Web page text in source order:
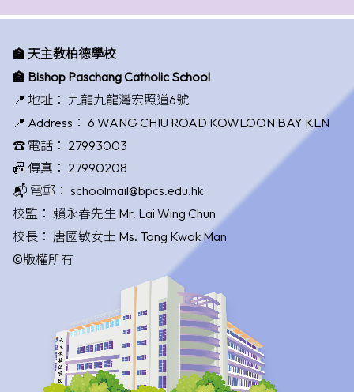
🏫 天主教柏德學校
🏫 Bishop Paschang Catholic School
📍 地址： 九龍九龍灣宏照道6號
📍 Address： 6 WANG CHIU ROAD KOWLOON BAY KLN
☎️ 電話： 27993003
📠 傳真： 27990208
📬 電郵： schoolmail@bpcs.edu.hk
校監： 賴永春先生 Mr. Lai Wing Chun
校長： 唐國敏女士 Ms. Tong Kwok Man
©版權所有